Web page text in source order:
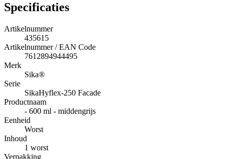
Specificaties
Artikelnummer
435615
Artikelnummer / EAN Code
7612894944495
Merk
Sika®
Serie
SikaHyflex-250 Facade
Productnaam
- 600 ml - middengrijs
Eenheid
Worst
Inhoud
1 worst
Verpakking